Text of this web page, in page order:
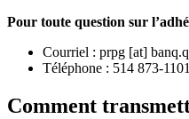
Pour toute question sur
Courriel : prpg [at]
Téléphone : 514 873-
Comment